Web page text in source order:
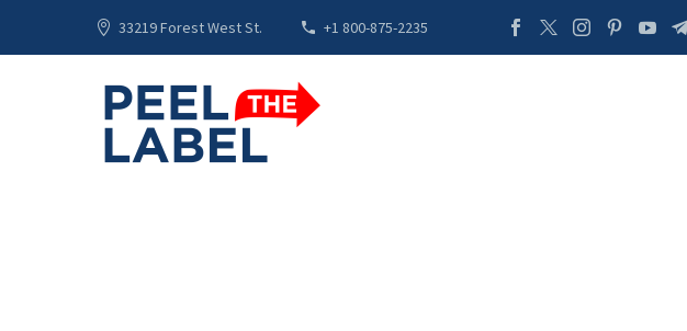
33219 Forest West St. +1 800-875-2235